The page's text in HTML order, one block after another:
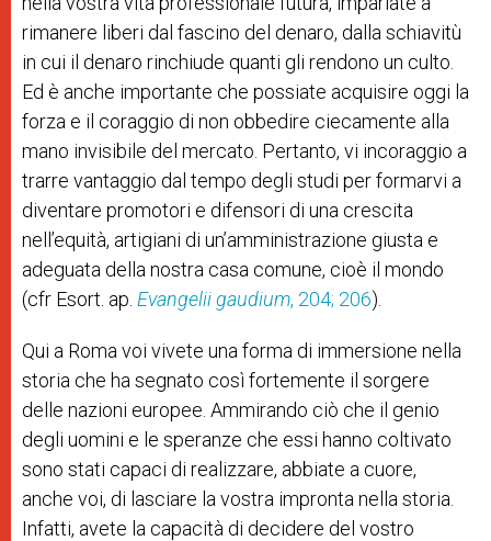
rimanere liberi dal fascino del denaro, dalla schiavitù
in cui il denaro rinchiude quanti gli rendono un culto.
Ed è anche importante che possiate acquisire oggi la
forza e il coraggio di non obbedire ciecamente alla
mano invisibile del mercato. Pertanto, vi incoraggio a
trarre vantaggio dal tempo degli studi per formarvi a
diventare promotori e difensori di una crescita
nell’equità, artigiani di un’amministrazione giusta e
adeguata della nostra casa comune, cioè il mondo
(cfr Esort. ap. Evangelii gaudium, 204; 206).
Qui a Roma voi vivete una forma di immersione nella
storia che ha segnato così fortemente il sorgere
delle nazioni europee. Ammirando ciò che il genio
degli uomini e le speranze che essi hanno coltivato
sono stati capaci di realizzare, abbiate a cuore,
anche voi, di lasciare la vostra impronta nella storia.
Infatti, avete la capacità di decidere del vostro